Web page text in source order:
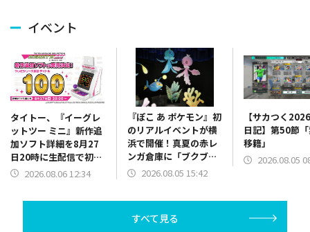
イベント
タイトー、『イーグレ
ットツー ミニ』新作追
加ソフト詳細を8月27
日20時に生配信で初公
開…シリーズ累計100
2026.08.06 12:34
『ぽこ あ ポケモン』初
のリアルイベントが横
浜で開催！真夏の赤レ
ンガ倉庫に「ブクブク
うみぞこの街」が登場
2026.08.05 15:42
【サカつく
日記】第50節
移籍」
2026.08.05
すべて見る